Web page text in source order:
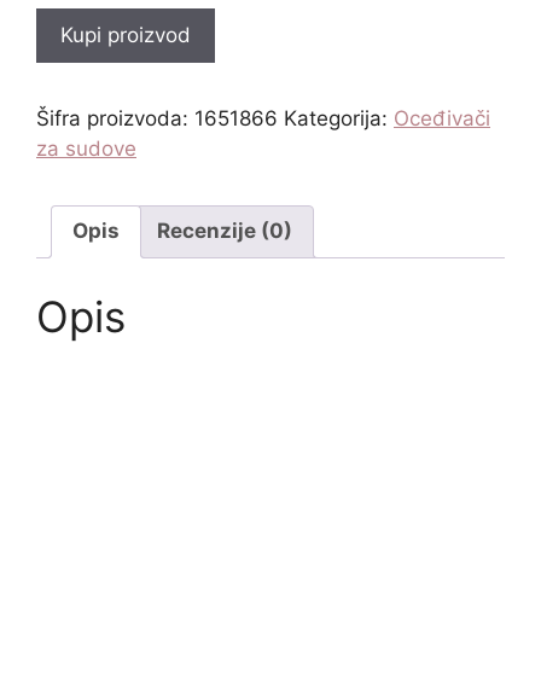
Kupi proizvod
Šifra proizvoda: 1651866 Kategorija: Oceđivači
za sudove
Opis Recenzije (0)
Opis